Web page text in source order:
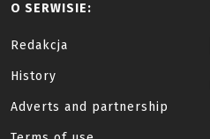
O SERWISIE:
Redakcja
History
Adverts and partnership